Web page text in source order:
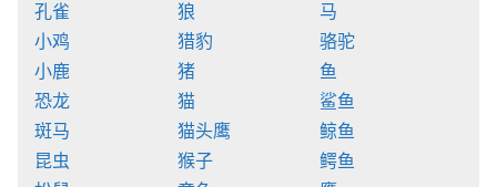
孔雀
小鸡
小鹿
恐龙
斑马
昆虫
狼
猎豹
猪
猫
猫头鹰
猴子
马
骆驼
鱼
鲨鱼
鲸鱼
鳄鱼